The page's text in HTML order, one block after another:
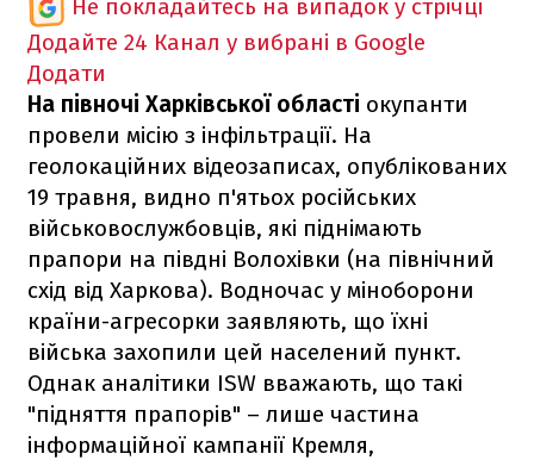
Не покладайтесь на випадок у стрічці
Додайте 24 Канал у вибрані в Google
Додати
На півночі Харківської області окупанти
провели місію з інфільтрації. На
геолокаційних відеозаписах, опублікованих
19 травня, видно п'ятьох російських
військовослужбовців, які піднімають
прапори на півдні Волохівки (на північний
схід від Харкова). Водночас у міноборони
країни-агресорки заявляють, що їхні
війська захопили цей населений пункт.
Однак аналітики ISW вважають, що такі
"підняття прапорів" – лише частина
інформаційної кампанії Кремля,